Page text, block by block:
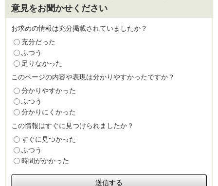
意見をお聞かせください
お求めの情報は充分掲載されていましたか？
充分だった
ふつう
足りなかった
このページの内容や表現は分かりやすかったですか？
分かりやすかった
ふつう
分かりにくかった
この情報はすぐに見つけられましたか？
すぐに見つかった
ふつう
時間がかかった